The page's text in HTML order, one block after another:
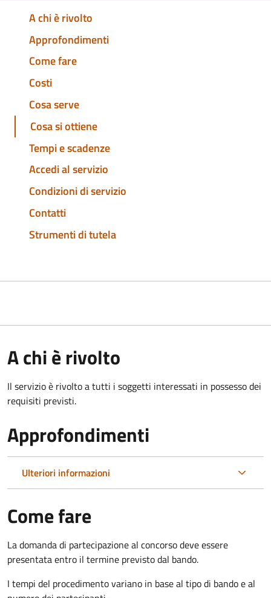
A chi è rivolto
Approfondimenti
Come fare
Costi
Cosa serve
Cosa si ottiene
Tempi e scadenze
Accedi al servizio
Condizioni di servizio
Contatti
Strumenti di tutela
A chi è rivolto
Il servizio è rivolto a tutti i soggetti interessati in possesso dei
requisiti previsti.
Approfondimenti
Ulteriori informazioni
Come fare
La domanda di partecipazione al concorso deve essere
presentata entro il termine previsto dal bando.
I tempi del procedimento variano in base al tipo di bando e al